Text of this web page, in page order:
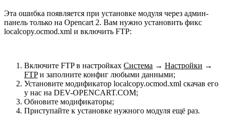
Эта ошибка появляется при установке модуля через админ-
панель только на Opencart 2. Вам нужно установить фикс
localcopy.ocmod.xml и включить FTP:
Включите FTP в настройках Система → Настройки →
FTPи заполните конфиг любыми данными;
Установите модификатор localcopy.ocmod.xml скачав его
у нас на DEV-OPENCART.COM;
Обновите модификаторы;
Приступайте к установке нужного модуля ещё раз.